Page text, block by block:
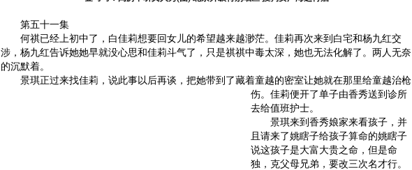
第五十一集
何祺已经上初中了，白佳莉想要回女儿的希望越来越渺茫。佳莉再次来到白宅和杨九红交
涉，杨九红告诉她她早就没心思和佳莉斗气了，只是祺祺中毒太深，她也无法化解了。两人无奈
的沉默着。
景琪正过来找佳莉，说此事以后再谈，把她带到了藏着童越的密室让她就在那里给童越治枪
伤。 佳莉便开了单子由香秀送到诊所
去给值班护士。
景琪来到香秀娘家来看孩子，并
且请来了姚瞎子给孩子算命的姚瞎子
说这孩子是大富大贵之命，但是命
独，克父母兄弟，要改三次名才行。